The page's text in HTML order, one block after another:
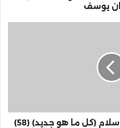
يوسف
عالم الكتب في فقه الإسلام (كل ما هو جديد) (58)